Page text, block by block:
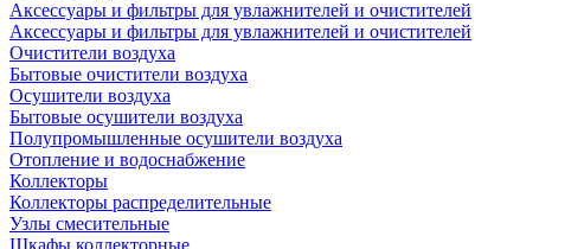
Аксессуары и фильтры для увлажнителей и очистителей
Аксессуары и фильтры для увлажнителей и очистителей
Очистители воздуха
Бытовые очистители воздуха
Осушители воздуха
Бытовые осушители воздуха
Полупромышленные осушители воздуха
Отопление и водоснабжение
Коллекторы
Коллекторы распределительные
Узлы смесительные
Шкафы коллекторные